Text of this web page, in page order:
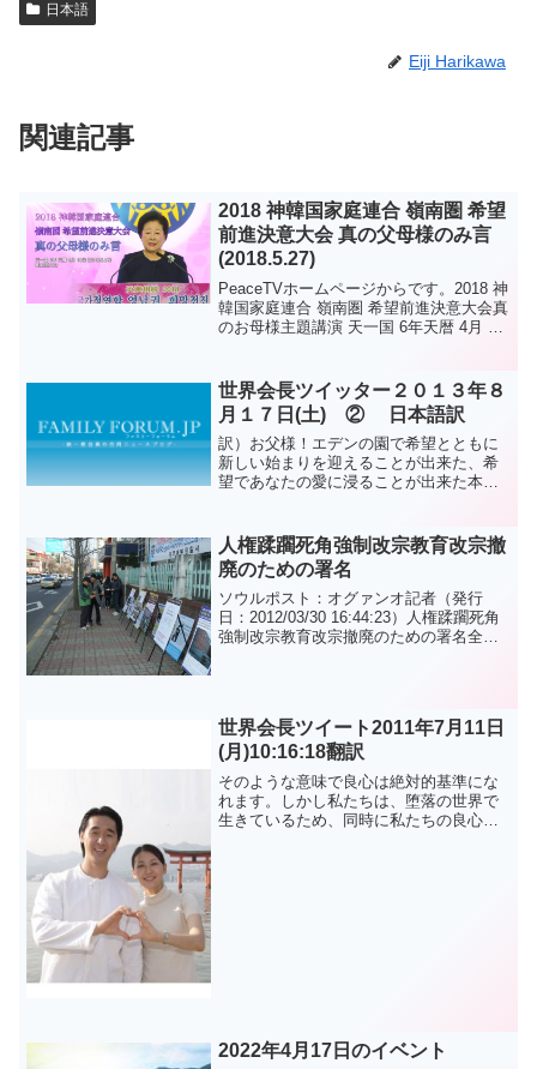
日本語
Eiji Harikawa
関連記事
2018 神韓国家庭連合 嶺南圏 希望
前進決意大会 真の父母様のみ言
(2018.5.27)
PeaceTVホームページからです。2018 神
韓国家庭連合 嶺南圏 希望前進決意大会真
のお母様主題講演 天一国 6年天暦 4月 13
ん、特に未来の主...
世界会長ツイッター２０１３年８
月１７日(土) ② 日本語訳
訳）お父様！エデンの園で希望とともに
新しい始まりを迎えることが出来た、希
望であなたの愛に浸ることが出来た本然
let us once again int...
人権蹂躙死角強制改宗教育改宗撤
廃のための署名
ソウルポスト：オグァンオ記者（発行
日：2012/03/30 16:44:23）人権蹂躙死角
強制改宗教育改宗撤廃のための署名全国
権...
世界会長ツイート2011年7月11日
(月)10:16:18翻訳
そのような意味で良心は絶対的基準にな
れます。しかし私たちは、堕落の世界で
生きているため、同時に私たちの良心の
2022年4月17日のイベント